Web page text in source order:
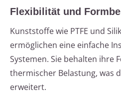
Flexibilität und
Kunststoffe wie PTFE und
ermöglichen eine einfache
Systemen. Sie behalten ihre
thermischer Belastung, was
erweitert.